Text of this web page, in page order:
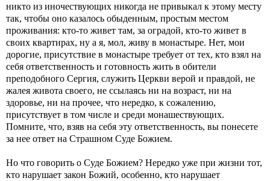
никто из иночествующих никогда не привыкал к этому месту
так, чтобы оно казалось обыденным, простым местом
проживания: кто‑то живет там, за оградой, кто‑то живет в
своих квартирах, ну а я, мол, живу в монастыре. Нет, мои
дорогие, присутствие в монастыре требует от тех, кто взял на
себя ответственность и готовность жить в обители
преподобного Сергия, служить Церкви верой и правдой, не
жалея живота своего, не ссылаясь ни на возраст, ни на
здоровье, ни на прочее, что нередко, к сожалению,
присутствует в том числе и среди монашествующих.
Помните, что, взяв на себя эту ответственность, вы понесете
за нее ответ на Страшном Суде Божием.
Но что говорить о Суде Божием? Нередко уже при жизни тот,
кто нарушает закон Божий, особенно, кто нарушает